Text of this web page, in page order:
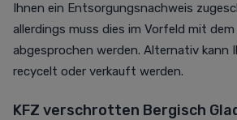
Ihnen ein Entsorgungsnachweis
allerdings muss dies im Vorfeld mit
abgesprochen werden. Alternativ kann
recycelt oder verkauft werden.
KFZ verschrotten Bergisch